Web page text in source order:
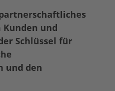
und
Schlüssel für
und den